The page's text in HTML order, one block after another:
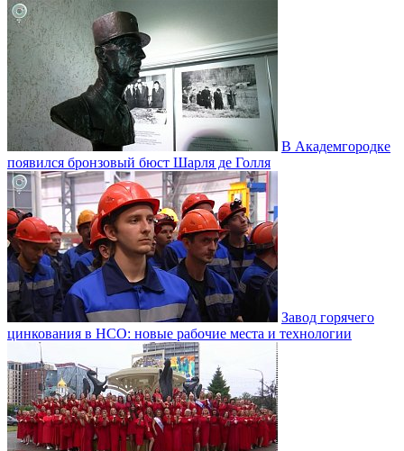
В Академгородке
появился бронзовый бюст Шарля де Голля
Завод горячего
цинкования в НСО: новые рабочие места и технологии